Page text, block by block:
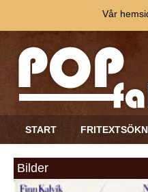
START
Bilder
Vår